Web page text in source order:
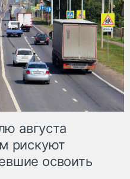
августа
рискуют
освоить